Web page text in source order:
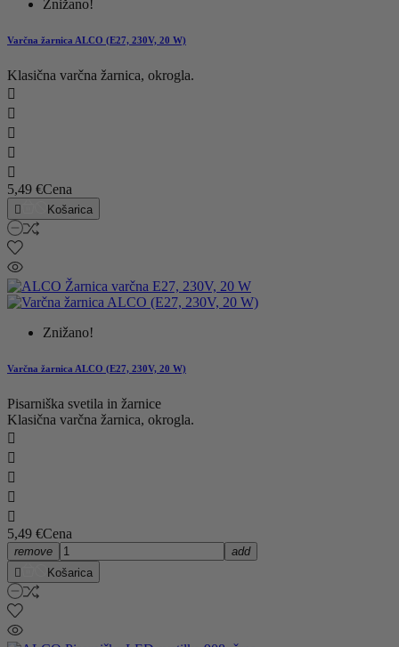
Znižano!
Varčna žarnica ALCO (E27, 230V, 20 W)
Klasična varčna žarnica, okrogla.





5,49 €Cena
 Košarica
Znižano!
Varčna žarnica ALCO (E27, 230V, 20 W)
Pisarniška svetila in žarnice
Klasična varčna žarnica, okrogla.





5,49 €Cena
remove
add

Košarica